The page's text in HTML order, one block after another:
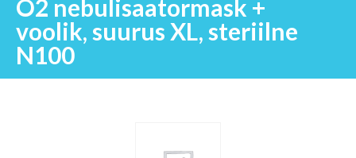
O2 nebulisaatormask +
voolik, suurus XL, steriilne
N100